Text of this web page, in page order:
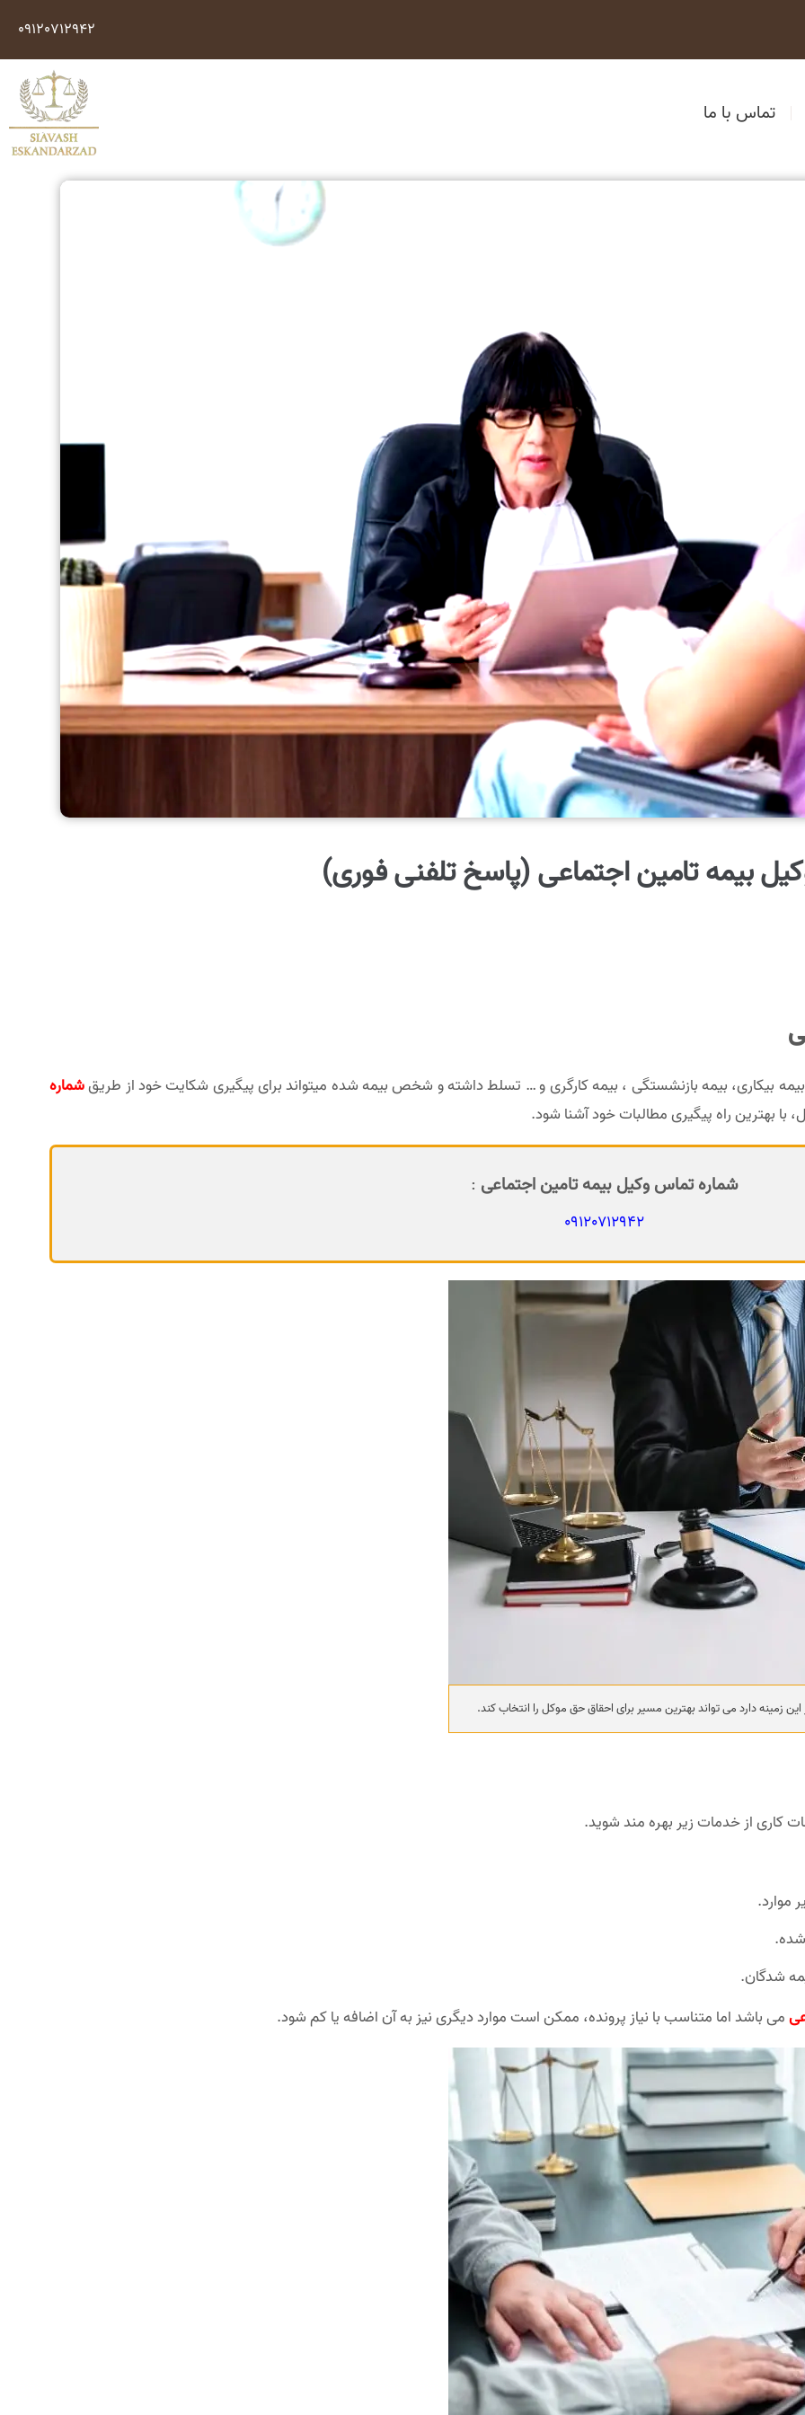
09120712942
تماس با ما
بیمه تامین اجتماعی (پاسخ تلفنی فوری)
بیکاری، بیمه بازنشستگی ، بیمه کارگری و … تسلط داشته و شخص بیمه شده میتواند برای پیگیری شکایت خود از طریقشماره
با بهترین راه پیگیری مطالبات خود آشنا شود.
شماره تماس وکیل بیمه تامین اجتماعی :
09120712942
زمینه دارد می تواند بهترین مسیر برای احقاق حق موکل را انتخاب کند.
کاری از خدمات زیر بهره مند شوید.
موارد.
شدگان.
می باشد اما متناسب با نیاز پرونده، ممکن است موارد دیگری نیز به آن اضافه یا کم شود.